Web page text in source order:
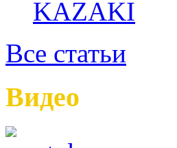
Все статьи
Видео